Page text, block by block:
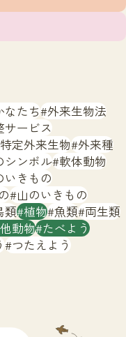
大
ンターとは
なたち 外来生物法
サービス
特定外来生物 外来種
シンボル 軟体動物
いきもの
山のいきもの
類 植物 魚類 両生類
動物 たべよう
つたえよう